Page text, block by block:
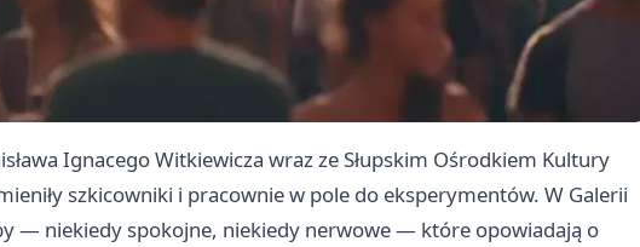
Ignacego Witkiewicza wraz ze Słupskim Ośrodkiem Kultury
szkicowniki i pracownie w pole do eksperymentów. W Galerii
— niekiedy spokojne, niekiedy nerwowe — które opowiadają o